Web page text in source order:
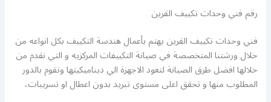
رقم فني وحدات تكييف القرين
فني وحدات تكييف القرين يهتم بأعمال هندسة التكييف بكل انواعه من
خلال ورشتنا المتخصصة في صيانة التكييفات المركزيه و التي نقدم من
خلالها افضل طرق الصيانة لتعود الاجهزة الي ديناميكيتها وتقوم بالدور
المطلوب منها و تحقق اعلى مستوى تبريد بدون اعطال او تسريبات،